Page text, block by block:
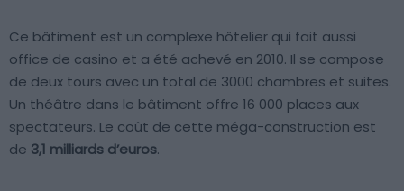
Ce bâtiment est un complexe hôtelier qui fait aussi
office de casino et a été achevé en 2010. Il se compose
de deux tours avec un total de 3000 chambres et suites.
Un théâtre dans le bâtiment offre 16 000 places aux
spectateurs. Le coût de cette méga-construction est
de 3,1 milliards d’euros.